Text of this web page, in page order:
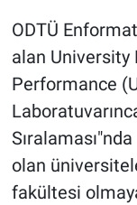
ODTÜ
alan University
Performance
olan
fakültesi
Gündem Özel
Günün
Haber
İlan